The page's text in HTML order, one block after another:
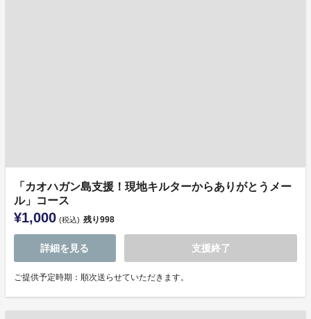
「カオハガン島⽀援！現地キルターからありがとうメー
ル」コース
¥1,000 (税込) 残り998
詳細を見る 支援終了
ご提供予定時期：順次送らせていただきます。